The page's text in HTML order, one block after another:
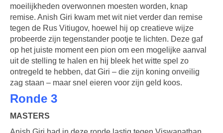
moeilijkheden overwonnen moesten worden, knap
remise. Anish Giri kwam met wit niet verder dan remise
tegen de Rus Vitiugov, hoewel hij op creatieve wijze
probeerde zijn tegenstander pootje te lichten. Deze gaf
op het juiste moment een pion om een mogelijke aanval
uit de stelling te halen en hij bleek het witte spel zo
ontregeld te hebben, dat Giri – die zijn koning onveilig
zag staan – maar snel eieren voor zijn geld koos.
Ronde 3
MASTERS